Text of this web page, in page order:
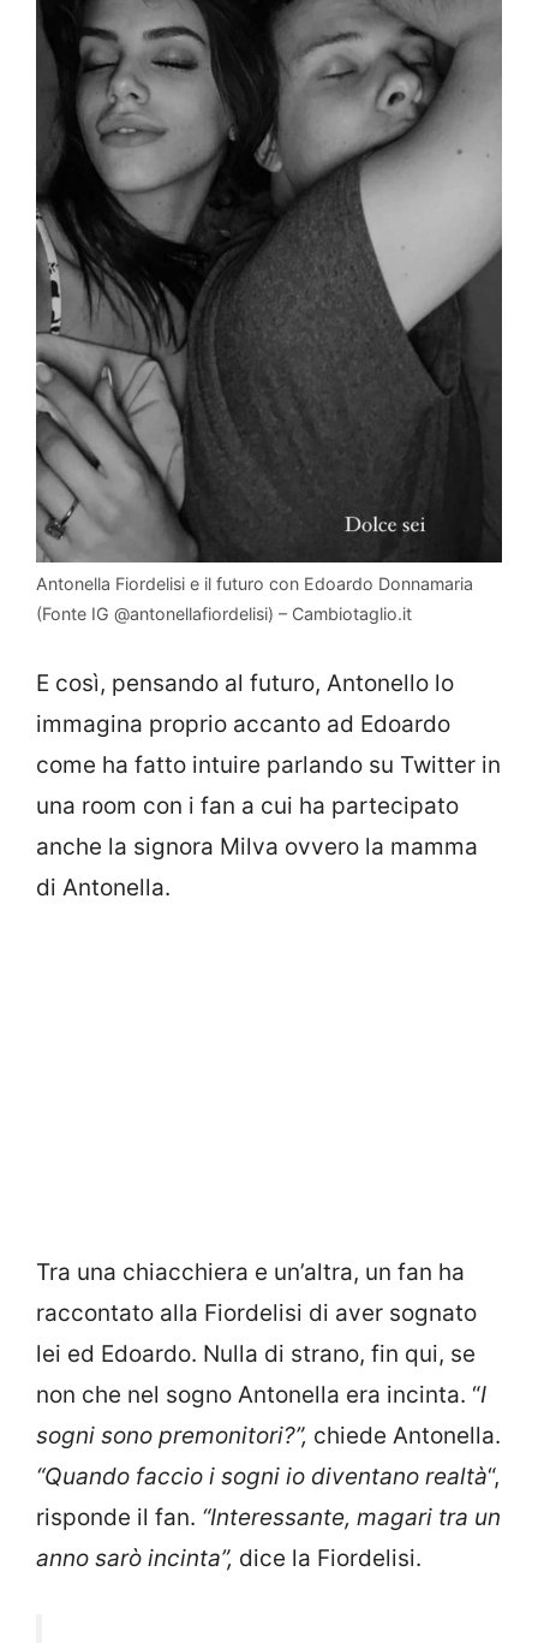
Antonella Fiordelisi e il futuro con Edoardo Donnamaria
(Fonte IG @antonellafiordelisi) – Cambiotaglio.it
E così, pensando al futuro, Antonello lo
immagina proprio accanto ad Edoardo
come ha fatto intuire parlando su Twitter in
una room con i fan a cui ha partecipato
anche la signora Milva ovvero la mamma
di Antonella.
Tra una chiacchiera e un’altra, un fan ha
raccontato alla Fiordelisi di aver sognato
lei ed Edoardo. Nulla di strano, fin qui, se
non che nel sogno Antonella era incinta. “I
sogni sono premonitori?”, chiede Antonella.
“Quando faccio i sogni io diventano realtà“,
risponde il fan. “Interessante, magari tra un
anno sarò incinta”, dice la Fiordelisi.